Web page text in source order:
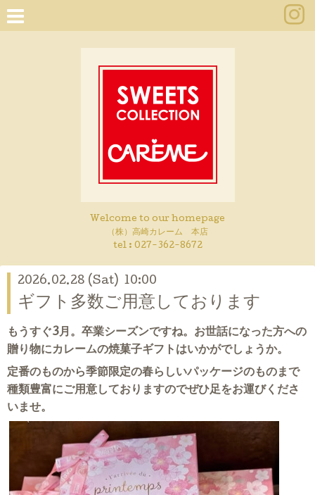
Welcome to our homepage
（株）高崎カレーム 本店
tel : 027-362-8672
2026.02.28 (Sat) 10:00
ギフト多数ご用意しております
もうすぐ3月。卒業シーズンですね。お世話になった方への
贈り物にカレームの焼菓子ギフトはいかがでしょうか。
定番のものから季節限定の春らしいパッケージのものまで
種類豊富にご用意しておりますのでぜひ足をお運びくださ
いませ。